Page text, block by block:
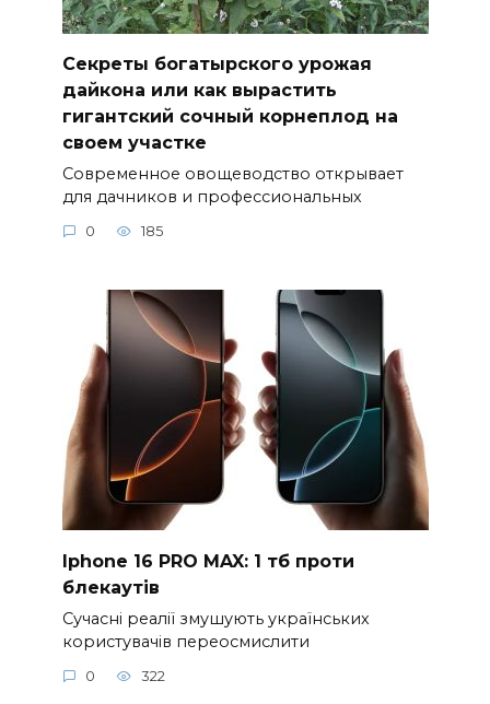
Секреты богатырского урожая
дайкона или как вырастить
гигантский сочный корнеплод на
своем участке
Современное овощеводство открывает
для дачников и профессиональных
0 185
Iphone 16 PRO MAX: 1 тб проти
блекаутів
Сучасні реалії змушують українських
користувачів переосмислити
0 322